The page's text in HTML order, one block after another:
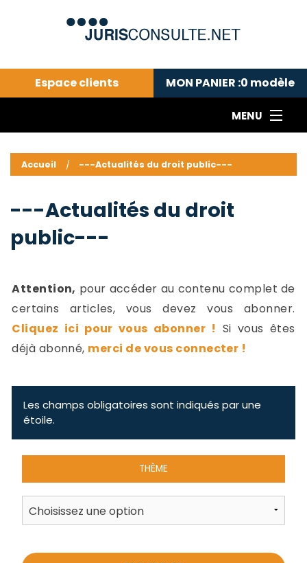
Espace clients MON PANIER :0 modèle
MENU
---Actualités du droit public---
Droit pénal---
Droit privé ---
Abonnement aux actualités
Accueil ---Actualités du droit public---
---Actualités du droit
public---
Attention, pour accéder au contenu complet de
certains articles, vous devez vous abonner.
Cliquez ici pour vous abonner ! Si vous êtes
déjà abonné, merci de vous connecter !
Les champs obligatoires sont indiqués par une
étoile.
THÈME